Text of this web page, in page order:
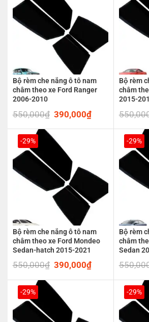
Bộ rèm che nắng ô tô nam
châm theo xe Ford Ranger
2006-2010
550,000₫ Original
was:
550,000₫.
390,000₫Current
is:
390,000₫.
Bộ rèm
châm
2015-
-29%
Bộ rèm che nắng ô tô nam
châm theo xe Ford Mondeo
Sedan-hatch 2015-2021
550,000₫ Original
was:
550,000₫.
390,000₫Current
is:
390,000₫.
-29%
Bộ rèm
châm
Sedan
-29% -29%